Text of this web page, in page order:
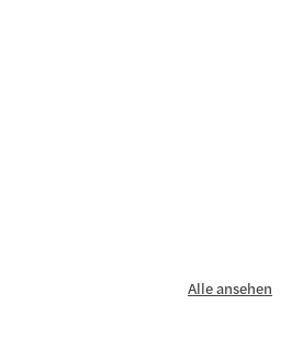
Alle ansehen